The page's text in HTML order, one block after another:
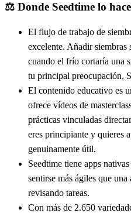
⚖️ Donde Seedtime lo
El flujo de trabajo de
excelente. Añadir siembras
cuando el frío cortaría una
tu principal preocupación,
El contenido educativo es
ofrece vídeos de
prácticas vinculadas
eres principiante y quieres
genuinamente útil.
Seedtime tiene apps
sentirse más ágiles que
revisando tareas.
Con más de 2.650